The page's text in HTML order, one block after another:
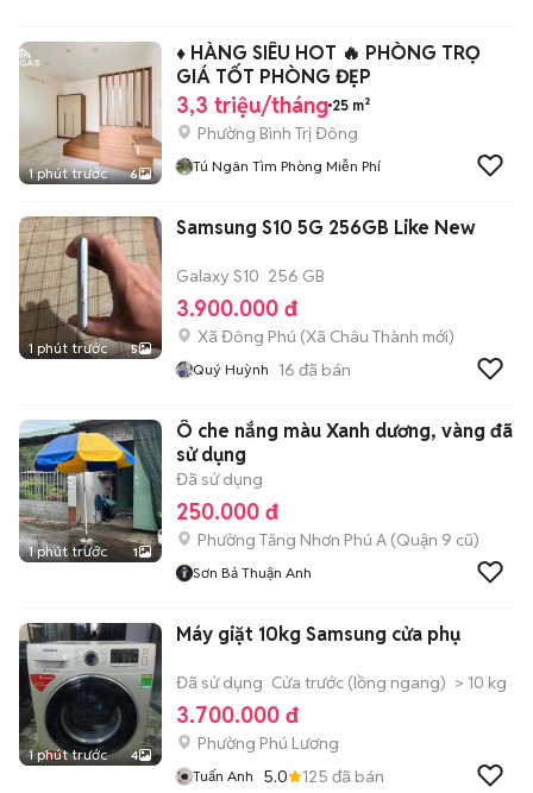
1 phút trước 6
♦️ HÀNG SIÊU HOT 🔥 PHÒNG TRỌ
GIÁ TỐT PHÒNG ĐẸP
3,3 triệu/tháng 25 m²
Phường Bình Trị Đông
Tú Ngân Tìm Phòng Miễn Phí
1 phút trước 5
Samsung S10 5G 256GB Like New
Galaxy S10 256 GB
3.900.000 đ
Xã Đông Phú (Xã Châu Thành mới)
Quý Huỳnh 16 đã bán
1 phút trước 1
Ô che nắng màu Xanh dương, vàng đã
sử dụng
Đã sử dụng
250.000 đ
Phường Tăng Nhơn Phú A (Quận 9 cũ)
Sơn Bả Thuận Anh
1 phút trước 4
Máy giặt 10kg Samsung cửa phụ
Đã sử dụng Cửa trước (lồng ngang) > 10 kg
3.700.000 đ
Phường Phú Lương
Tuấn Anh 5.0 125 đã bán